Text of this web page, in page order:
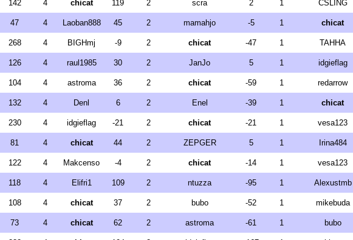
142 4 chicat 119 2 scra 2 1 CSLING
47 4 Laoban888 45 2 mamahjo -5 1 chicat
268 4 BIGHmj -9 2 chicat -47 1 TAHHA
126 4 raul1985 30 2 JanJo 5 1 idgieflag
104 4 astroma 36 2 chicat -59 1 redarrow
132 4 Denl 6 2 Enel -39 1 chicat
230 4 idgieflag -21 2 chicat -21 1 vesa123
81 4 chicat 44 2 ZEPGER 5 1 Irina484
122 4 Makcenso -4 2 chicat -14 1 vesa123
118 4 Elifri1 109 2 ntuzza -95 1 Alexustmb
108 4 chicat 37 2 bubo -52 1 mikebuda
73 4 chicat 62 2 astroma -61 1 bubo